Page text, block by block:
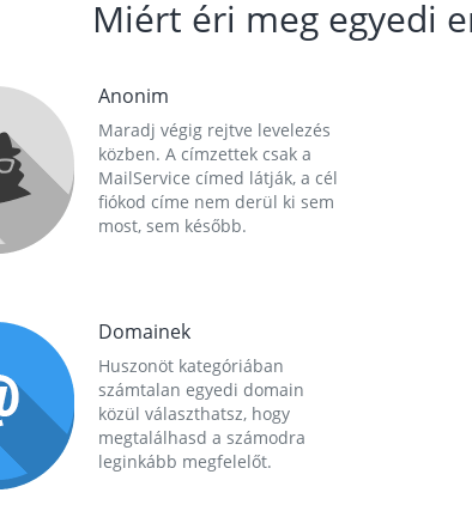
Miért éri meg egyedi
Anonim
Maradj végig rejtve levelezés
közben. A címzettek csak a
MailService címed látják, a cél
fiókod címe nem derül ki sem
most, sem később.
Domainek
Huszonöt kategóriában
számtalan egyedi domain
közül választhatsz, hogy
megtalálhasd a számodra
leginkább megfelelőt.